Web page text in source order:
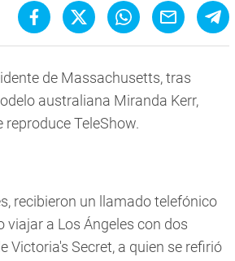
de Massachusetts, tras
australiana Miranda Kerr,
TeleShow.
recibieron un llamado telefónico
a Los Ángeles con dos
Secret, a quien se refirió